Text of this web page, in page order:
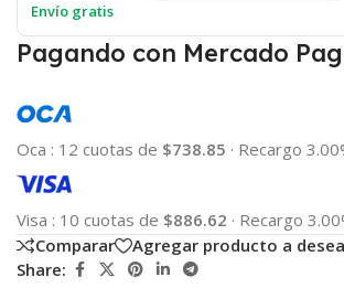
Envío gratis
Pagando con Mercado
Oca : 12 cuotas de $738.85 · Recargo
Visa : 10 cuotas de $886.62 · Recargo
Comparar
Agregar producto a
Share: